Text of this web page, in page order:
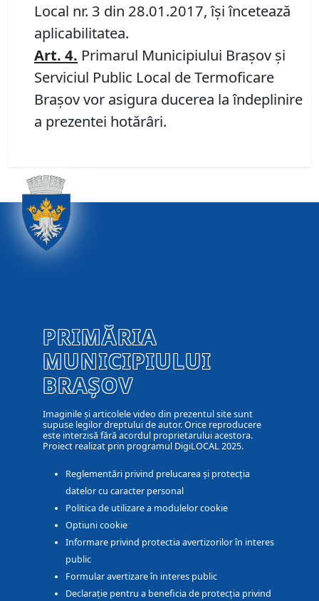
Local nr. 3 din 28.01.2017, îşi încetează
aplicabilitatea.
Art. 4. Primarul Municipiului Braşov şi
Serviciul Public Local de Termoficare
Braşov vor asigura ducerea la îndeplinire
a prezentei hotărâri.
PRIMĂRIA
MUNICIPIULUI
BRAȘOV
Imaginile și articolele video din prezentul site sunt
supuse legilor dreptului de autor. Orice reproducere
este interzisă fără acordul proprietarului acestora.
Proiect realizat prin programul DigiLOCAL 2025.
Reglementări privind prelucarea și protecția
datelor cu caracter personal
Politica de utilizare a modulelor cookie
Optiuni cookie
Informare privind protectia avertizorilor în interes
public
Formular avertizare în interes public
Declarație pentru a beneficia de protecția privind